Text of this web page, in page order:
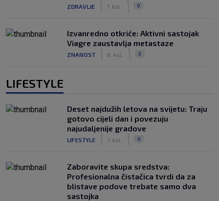
ZDRAVLJE 7. kol. 0
Izvanredno otkriće: Aktivni sastojak
Viagre zaustavlja metastaze
ZNANOST 6. kol. 2
LIFESTYLE
Deset najdužih letova na svijetu: Traju
gotovo cijeli dan i povezuju
najudaljenije gradove
LIFESTYLE 7. kol. 0
Zaboravite skupa sredstva:
Profesionalna čistačica tvrdi da za
blistave podove trebate samo dva
sastojka